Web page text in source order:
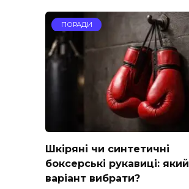
ПОРАДИ
Шкіряні чи синтетичні
боксерські рукавиці: який
варіант вибрати?